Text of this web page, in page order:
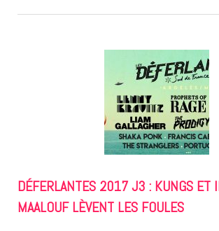
DÉFERLANTES 2017 J3 : KUNGS ET
MAALOUF LÈVENT LES FOULES